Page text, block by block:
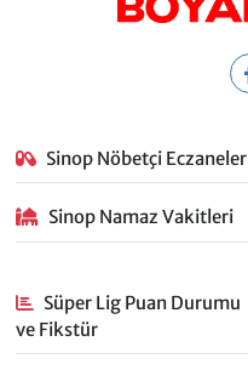
Sinop Nöbetçi Eczaneler
Sinop Namaz Vakitleri
Süper Lig Puan Durumu
ve Fikstür